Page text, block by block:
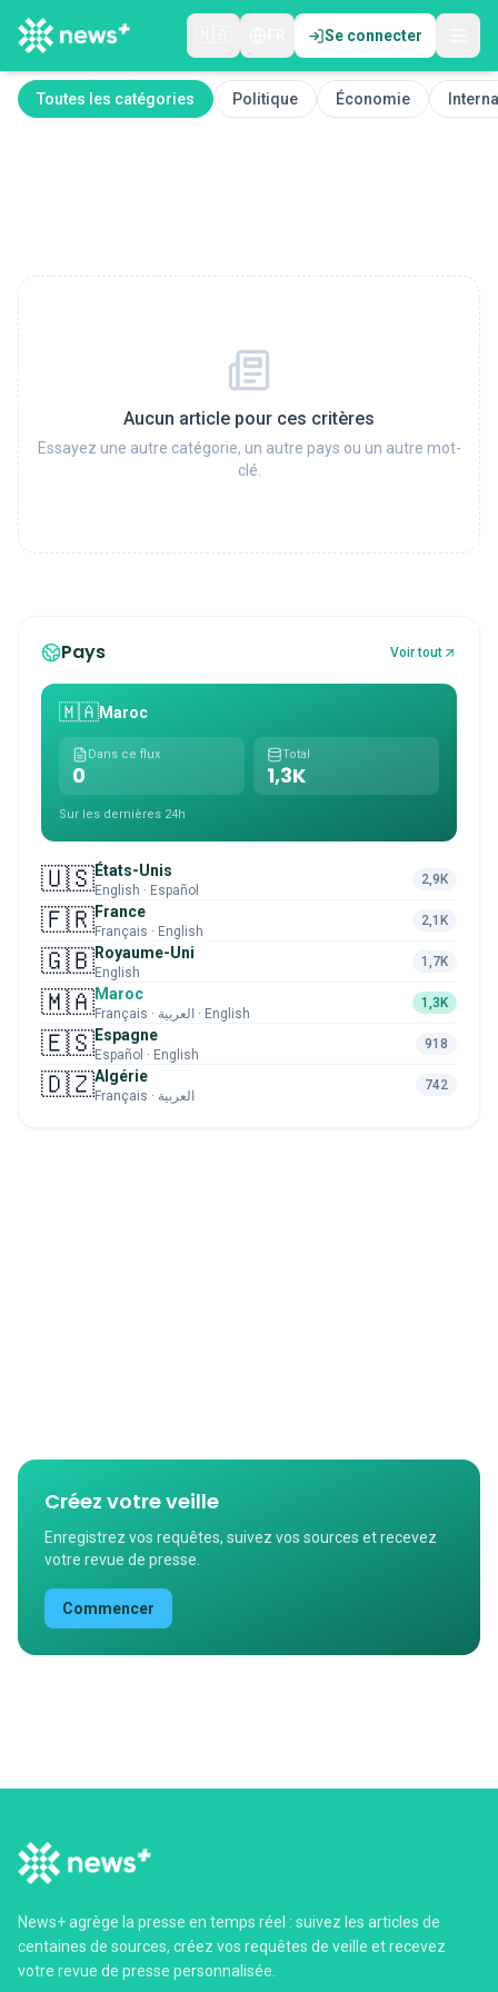
Se connecter
Toutes les catégories Politique Économie
Aucun article pour ces critères
Essayez une autre catégorie, un autre pays ou un autre mot-
clé.
Pays Voir tout
🇲🇦Maroc
Dans ce flux
0
Total
1,3K
Sur les dernières 24h
🇺🇸États-Unis
English · Español
2,9K
🇫🇷France
Français · English
2,1K
🇬🇧Royaume-Uni
English
1,7K
🇲🇦Maroc
Français · العربية · English
1,3K
🇪🇸Espagne
Español · English
918
🇩🇿Algérie
Français · العربية
742
Créez votre veille
Enregistrez vos requêtes, suivez vos sources et recevez
votre revue de presse.
Commencer
News+ agrège la presse en temps réel : suivez les articles de
centaines de sources, créez vos requêtes de veille et recevez
votre revue de presse personnalisée.